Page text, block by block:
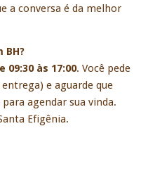
a conversa é da melhor
BH?
09:30 às 17:00. Você pede
e aguarde que
agendar sua vinda.
Efigênia.